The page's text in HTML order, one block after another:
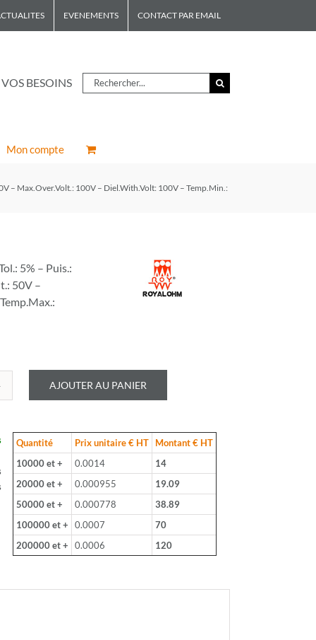
EVENEMENTS CONTACT PAR EMAIL
BESOINS Rechercher
Mon compte
– Max.Over.Volt.: 100V – Diel.With.Volt: 100V – Temp.Min.:
5% – Puis.:
50V –
AJOUTER AU PANIER
Quantité Prix unitaire € HT
Montant € HT
10000 et +
0.0014
14
20000 et +
0.000955
19.09
50000 et +
0.000778
38.89
100000 et +
0.0007
70
200000 et +
0.0006 120